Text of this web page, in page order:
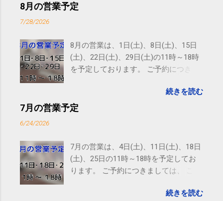
8月の営業予定
7/28/2026
8月の営業は、1日(土)、8日(土)、15日
(土)、22日(土)、29日(土)の11時～18時
を予定しております。 ご予約につきま
す。 電話に出られないことがあります
ので、ご予約、お問い合わせは
続きを読む
7月の営業予定
6/24/2026
7月の営業は、4日(土)、11日(土)、18日
(土)、25日の11時～18時を予定してお
ります。 ご予約につきましては、 こち
れないことがありますので、ご予約、
続きを読む